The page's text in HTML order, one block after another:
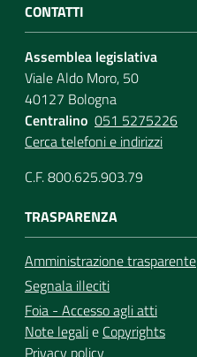
CONTATTI
Assemblea legislativa
Viale Aldo Moro, 50
40127 Bologna
Centralino 051 5275226
Cerca telefoni e indirizzi
C.F. 800.625.903.79
TRASPARENZA
Amministrazione trasparente
Segnala illeciti
Foia - Accesso agli atti
Note legalie Copyrights